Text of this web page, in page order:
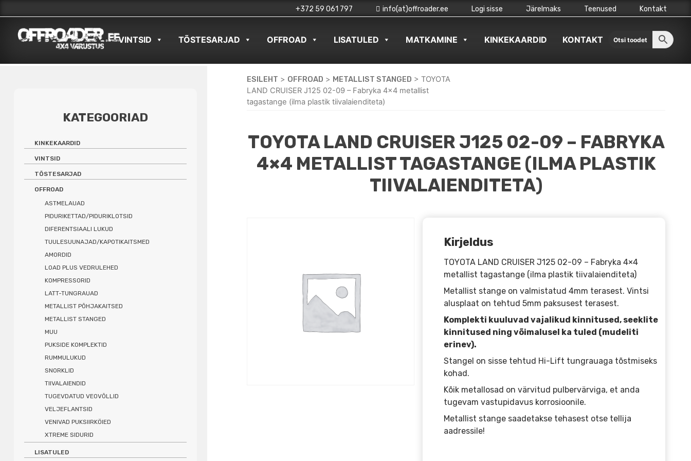
content
+372 59 061 797 info(at)offroader.ee Logi sisse Järelmaks Teenused Kontakt
VINTSID TÕSTESARJAD OFFROAD LISATULED MATKAMINE KINKEKAARDID KONTAKT
ESILEHT > OFFROAD > METALLIST STANGED >TOYOTA
LAND CRUISER J125 02-09 – Fabryka 4×4 metallist
tagastange (ilma plastik tiivalaienditeta)
TOYOTA LAND CRUISER J125 02-09 – FABRYKA
4×4 METALLIST TAGASTANGE (ILMA PLASTIK
TIIVALAIENDITETA)
Kirjeldus
TOYOTA LAND CRUISER J125 02-09 – Fabryka 4×4
metallist tagastange (ilma plastik tiivalaienditeta)
Metallist stange on valmistatud 4mm terasest. Vintsi
alusplaat on tehtud 5mm paksusest terasest.
Komplekti kuuluvad vajalikud kinnitused, seeklite
kinnitused ning võimalusel ka tuled (mudeliti
erinev).
Stangel on sisse tehtud Hi-Lift tungrauaga tõstmiseks
kohad.
Kõik metallosad on värvitud pulbervärviga, et anda
tugevam vastupidavus korrosioonile.
Metallist stange saadetakse tehasest otse tellija
aadressile!
KATEGOORIAD
KINKEKAARDID
VINTSID
TÕSTESARJAD
OFFROAD
ASTMELAUAD
PIDURIKETTAD/PIDURIKLOTSID
DIFERENTSIAALI LUKUD
TUULESUUNAJAD/KAPOTIKAITSMED
AMORDID
LOAD PLUS VEDRULEHED
KOMPRESSORID
LATT-TUNGRAUAD
METALLIST PÕHJAKAITSED
METALLIST STANGED
MUU
PUKSIDE KOMPLEKTID
RUMMULUKUD
SNORKLID
TIIVALAIENDID
TUGEVDATUD VEOVÕLLID
VELJEFLANTSID
VENIVAD PUKSIIRKÖIED
XTREME SIDURID
LISATULED